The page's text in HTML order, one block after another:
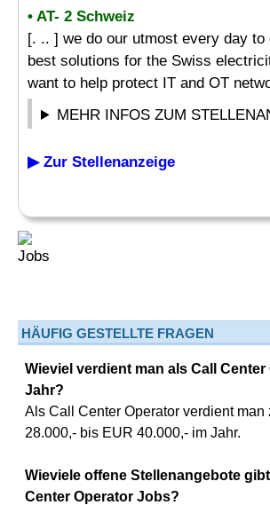
• AT- 2 Schweiz
[. .. ] we do our utmost every day to
best solutions for the Swiss
want to help protect IT and OT
MEHR INFOS ZUM
▶ Zur Stellenanzeige
HÄUFIG GESTELLTE FRAGEN
Wieviel verdient man als Call
Jahr?
Als Call Center Operator verdient man
28.000,- bis EUR 40.000,- im Jahr.
Wieviele offene Stellenangebote gibt
Center Operator Jobs?